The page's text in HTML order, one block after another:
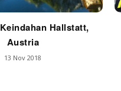
Hallstatt,
Austria
13 Nov 2018